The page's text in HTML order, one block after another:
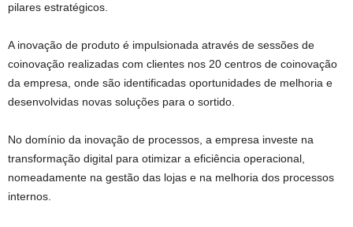
pilares estratégicos.
A inovação de produto é impulsionada através de sessões de
coinovação realizadas com clientes nos 20 centros de coinovação
da empresa, onde são identificadas oportunidades de melhoria e
desenvolvidas novas soluções para o sortido.
No domínio da inovação de processos, a empresa investe na
transformação digital para otimizar a eficiência operacional,
nomeadamente na gestão das lojas e na melhoria dos processos
internos.